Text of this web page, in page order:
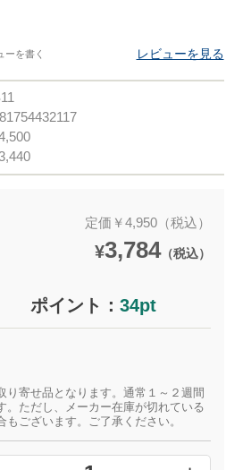
ーを書く レビューを見る
定価￥4,950（税込）
¥3,784（税込）
ポイント：34pt
り寄せ品となります。通常１～２週間
。ただし、メーカー在庫が切れている
もございます。ご了承ください。